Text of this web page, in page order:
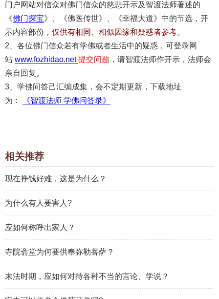
门户网站对信众对佛门信众的慈悲开示及智渡法师著述的
《佛门探宝》、《佛医传世》、《幸福大道》中的节选，开
示内容部份， 仅供有相同、相似因缘和疑惑者参考。
2、各位佛门信众若有学佛或者生活中的疑惑，可登录网
站 www.fozhidao.net提交问题 ，请智渡法师作开示，法师会
亲自回复。
3、学佛问答己汇编成集，会不定期更新，下载地址
为：
《智渡法师 学佛问答录》
相关推荐
现在挣钱好难，这是为什么？
为什么有人要害人?
应如何称呼出家人？
寺院斋堂为何要供奉弥勒菩萨？
末法时期，应如何对待各种不当的言论、学说？